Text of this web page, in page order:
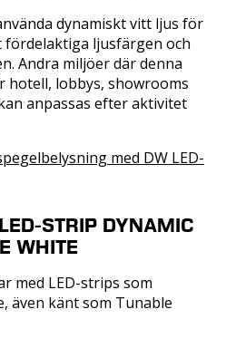
dynamiskt vitt ljus för
fördelaktiga ljusfärgen och
Andra miljöer där denna
hotell, lobbys, showrooms
anpassas efter aktivitet
med DW LED-
STRIP DYNAMIC
WHITE
med LED-strips som
även känt som Tunable